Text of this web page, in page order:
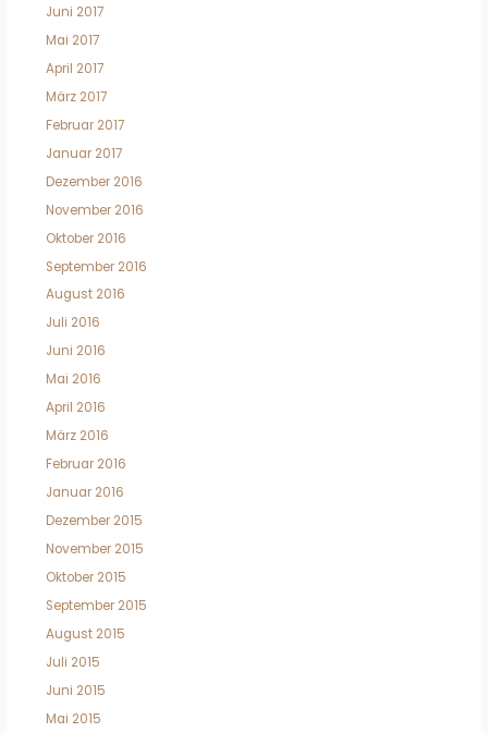
Juni 2017
Mai 2017
April 2017
März 2017
Februar 2017
Januar 2017
Dezember 2016
November 2016
Oktober 2016
September 2016
August 2016
Juli 2016
Juni 2016
Mai 2016
April 2016
März 2016
Februar 2016
Januar 2016
Dezember 2015
November 2015
Oktober 2015
September 2015
August 2015
Juli 2015
Juni 2015
Mai 2015